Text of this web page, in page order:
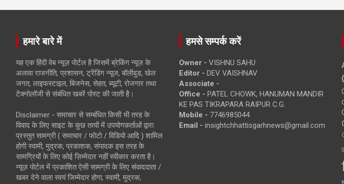
हमारे बारे में
यह एक हिंदी वेब न्यूज़ पोर्टल है जिसमें ब्रेकिंग न्यूज़ के
अलावा राजनीति, प्रशासन, ट्रेंडिंग न्यूज, बॉलीवुड, खेल
जगत, लाइफस्टाइल, बिजनेस, सेहत, ब्यूटी, रोजगार तथा
टेक्नोलॉजी से संबंधित खबरें पोस्ट की जाती है।
Disclaimer - समाचार से सम्बंधित किसी भी तरह के
विवाद के लिए साइट के कुछ तत्वों में उपयोगकर्ताओं द्वारा
प्रस्तुत सामग्री ( समाचार / फोटो / विडियो आदि ) शामिल
होगी स्वामी, मुद्रक, प्रकाशक, संपादक इस तरह के
सामग्रियों के लिए कोई ज़िम्मेदार नहीं स्वीकार करता है।
न्यूज़ पोर्टल में प्रकाशित ऐसी सामग्री के लिए संवाददाता /
खबर देने वाला स्वयं जिम्मेदार होगा, स्वामी, मुद्रक,
हमसे सम्पर्क करें
Owner - VISHNU SAHU
Editor - DEV VAISHNAV
Associate -
Office - PATEL CHOWK, HANUMAN MANDIR
KE PAS TIKRAPARA RAIPUR C.G.
Mobile - 7746985044
Email - insightchhattisgarhnews@gmail.com